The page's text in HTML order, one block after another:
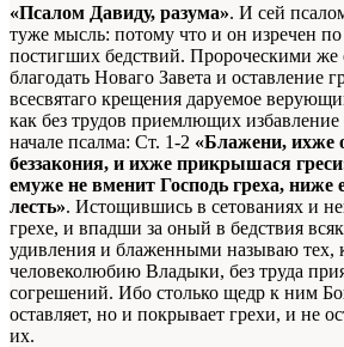
«Псалом Давиду, разума». И сей
туже мысль: потому что и он изречен по
постигших бедствий. Пророческими же
благодать Новаго Завета и оставление
всесвятаго крещения даруемое
как без трудов приемлющих избавление
начале псалма: Ст. 1-2 «Блажени, ихже
беззакония, и ихже прикрышася
емуже не вменит Господь греха, ниже
лесть». Истощившись в сетованиях и
грехе, и впадши за оный в бедствия
удивления и блаженными называю тех,
человеколюбию Владыки, без труда
согрешений. Ибо столько щедр к ним
оставляет, но и покрывает грехи, и не
их.